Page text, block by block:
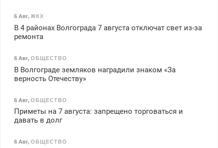
6 Авг, ЖКХ
В 4 районах Волгограда 7 августа отключат свет из-за
ремонта
6 Авг, ОБЩЕСТВО
В Волгограде земляков наградили знаком «За
верность Отечеству»
6 Авг, ОБЩЕСТВО
Приметы на 7 августа: запрещено торговаться и
давать в долг
6 Авг, ОБЩЕСТВО